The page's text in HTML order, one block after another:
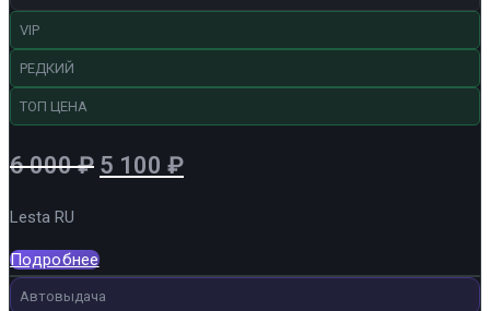
VIP
РЕДКИЙ
ТОП ЦЕНА
6 000₽ Первоначальная
6
000 ₽.
5 100 ₽Текущая
Lesta RU
Подробнее
Автовыдача